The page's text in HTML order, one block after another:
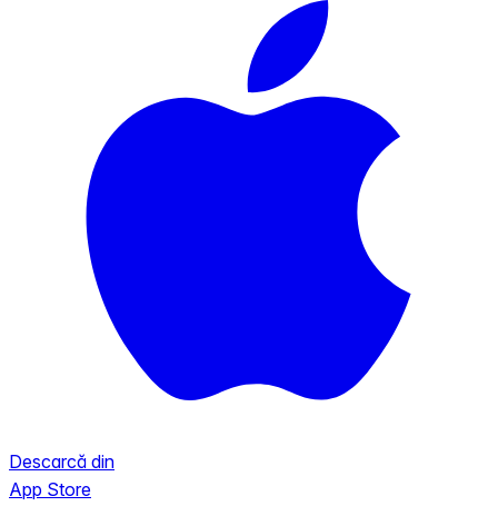
Descarcă din
App Store